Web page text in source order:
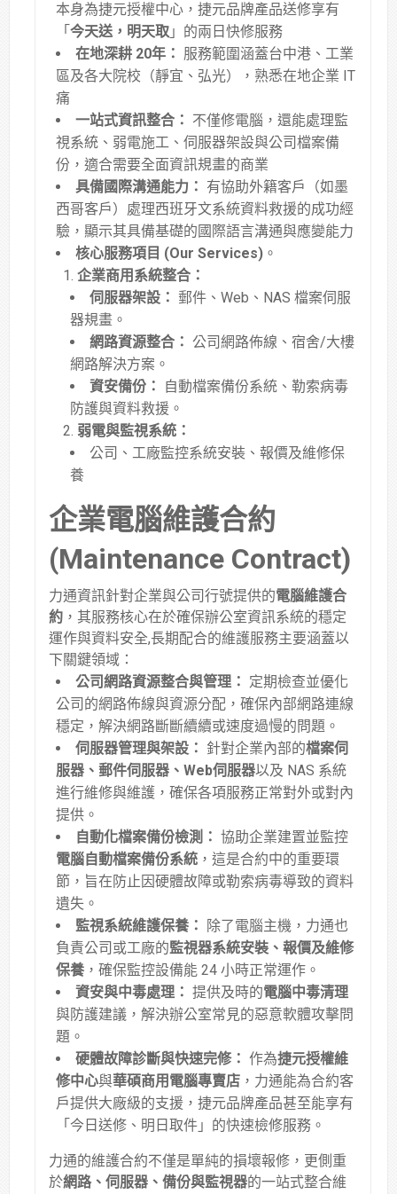
本身為捷元授權中心，捷元品牌產品送修享有
「 今天送，明天取 」的兩日快修服務
在地深耕 20年： 服務範圍涵蓋台中港、工業
區及各大院校（靜宜、弘光），熟悉在地企業 IT
痛
一站式資訊整合： 不僅修電腦，還能處理監
視系統、弱電施工、伺服器架設與公司檔案備
份，適合需要全面資訊規畫的商業
具備國際溝通能力： 有協助外籍客戶（如墨
西哥客戶）處理西班牙文系統資料救援的成功經
驗，顯示其具備基礎的國際語言溝通與應變能力
核心服務項目 (Our Services) 。
企業商用系統整合：
伺服器架設： 郵件、Web、NAS 檔案伺服
器規畫 。
網路資源整合： 公司網路佈線、宿舍/大樓
網路解決方案 。
資安備份：
自動檔案備份系統、勒索病毒
防護與資料救援 。
弱電與監視系統：
公司、工廠監控系統安裝、報價及維修保
養
企業電腦維護合約
(Maintenance Contract)
力通資訊針對企業與公司行號提供的電腦維護合
約 ，其服務核心在於確保辦公室資訊系統的穩定
運作與資料安全,長期配合的維護服務主要涵蓋以
下關鍵領域：
公司網路資源整合與管理： 定期檢查並優化
公司的網路佈線與資源分配，確保內部網路連線
穩定，解決網路斷斷續續或速度過慢的問題 。
伺服器管理與架設： 針對企業內部的檔案伺
服器、郵件伺服器、Web伺服器以及 NAS 系統
進行維修與維護，確保各項服務正常對外或對內
提供 。
自動化檔案備份檢測： 協助企業建置並監控
電腦自動檔案備份系統 ，這是合約中的重要環
節，旨在防止因硬體故障或勒索病毒導致的資料
遺失 。
監視系統維護保養：
除了電腦主機，力通也
負責公司或工廠的監視器系統安裝、報價及維修
保養 ，確保監控設備能 24 小時正常運作 。
資安與中毒處理： 提供及時的電腦中毒清理
與防護建議，解決辦公室常見的惡意軟體攻擊問
題 。
硬體故障診斷與快速完修： 作為捷元授權維
修中心與華碩商用電腦專賣店 ，力通能為合約客
戶提供大廠級的支援，捷元品牌產品甚至能享有
「今日送修、明日取件」的快速檢修服務 。
力通的維護合約不僅是單純的損壞報修，更側重
於網路、伺服器、備份與監視器的一站式整合維